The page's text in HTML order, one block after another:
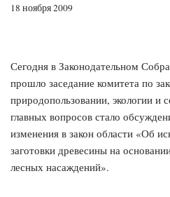
18 ноября 2009
Сегодня в Законодательном
прошло заседание комитета по
природопользовании, экологии и
главных вопросов стало
изменения в закон области «Об
заготовки древесины на
лесных насаждений».